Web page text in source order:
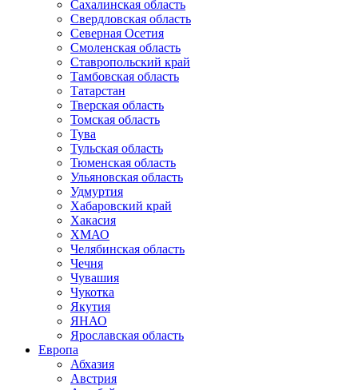
Сахалинская область
Свердловская область
Северная Осетия
Смоленская область
Ставропольский край
Тамбовская область
Татарстан
Тверская область
Томская область
Тува
Тульская область
Тюменская область
Ульяновская область
Удмуртия
Хабаровский край
Хакасия
ХМАО
Челябинская область
Чечня
Чувашия
Чукотка
Якутия
ЯНАО
Ярославская область
Европа
Абхазия
Австрия